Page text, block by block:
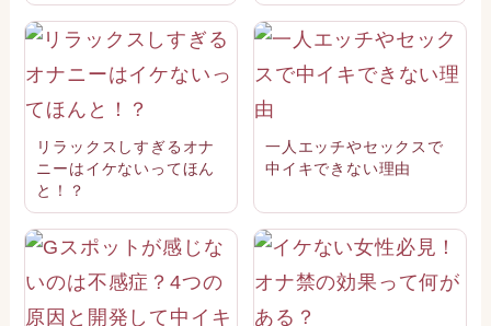
リラックスしすぎるオナ
ニーはイケないってほん
と！？
一人エッチやセックスで
中イキできない理由